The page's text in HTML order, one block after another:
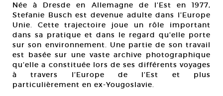
Née à Dresde en Allemagne de l’Est en 1977,
Stefanie Busch est devenue adulte dans l’Europe
Unie. Cette trajectoire joue un rôle important
dans sa pratique et dans le regard qu’elle porte
sur son environnement. Une partie de son travail
est basée sur une vaste archive photographique
qu’elle a constituée lors de ses différents voyages
à travers l’Europe de l’Est et plus
particulièrement en ex-Yougoslavie.